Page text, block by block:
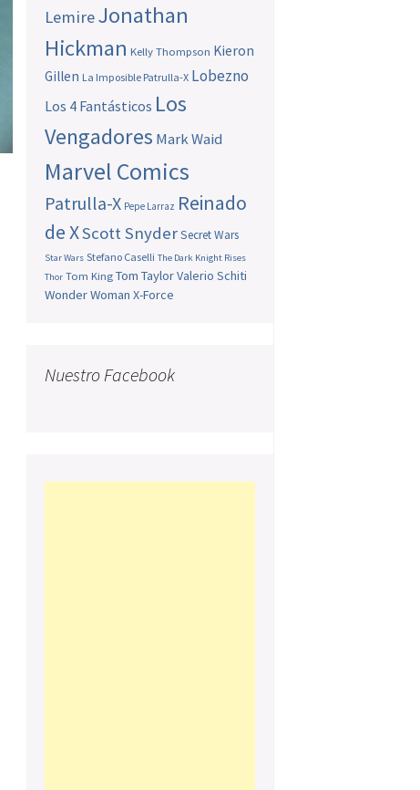
LemireJonathan
Hickman Kelly Thompson Kieron
Gillen La Imposible Patrulla-X Lobezno
Los 4 Fantásticos Los
Vengadores Mark Waid
Marvel Comics
Patrulla-X Pepe Larraz Reinado
de XScott SnyderSecret Wars
Star Wars Stefano Caselli The Dark Knight Rises
Thor Tom King Tom TaylorValerio Schiti
Wonder Woman X-Force
Nuestro Facebook